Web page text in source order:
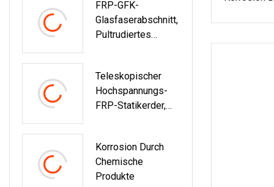
FRP-GFK-
Glasfaserabschnitt,
Pultrudiertes
Teleskopischer
Hochspannungs-
FRP-Statikerder,
Korrosion Durch
Chemische
Produkte